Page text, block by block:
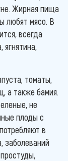
Жирная пища
любят мясо. В
всегда
ягнятина,
томаты,
а также бамия.
не
плоды с
в
заболеваний